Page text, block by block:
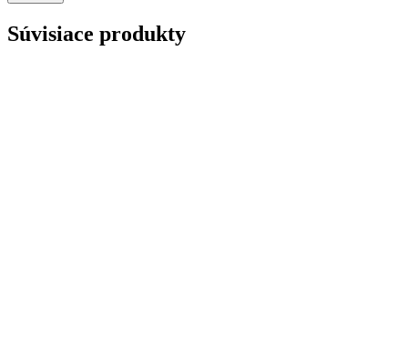
Súvisiace produkty